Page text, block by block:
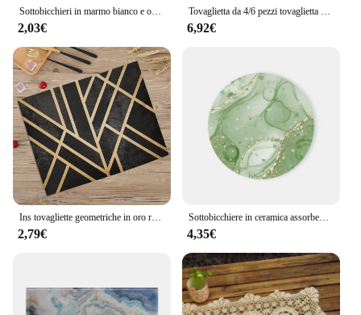
Sottobicchieri in marmo bianco e oro tovagliette da cucina tovagliette isolanti impermeabili tappetini da caffè decorazioni per la casa Set di 4
2,03€
Tovaglietta da 4/6 pezzi tovaglietta da cucina bianca con struttura in marmo tovaglietta da pranzo per caffè pasquale sottobicchiere
6,92€
Ins tovagliette geometriche in oro rosa linee semplici tovagliette da cucina nordiche occidentali in marmo tappetini per tazze sottobicchieri per bevande
2,79€
Sottobicchiere in ceramica assorbente rotondo di arte astratta ad acquerello con Base in sughero sottobicchieri in marmo Decor per regali di inaugurazione della casa da tavola
4,35€